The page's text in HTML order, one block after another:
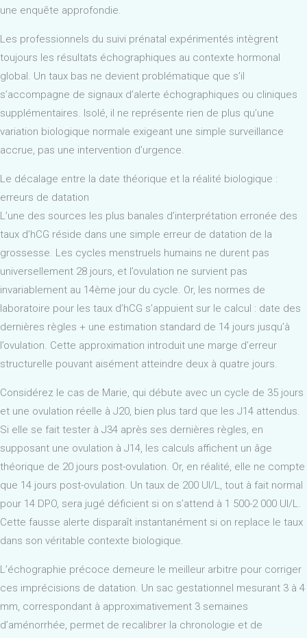
une enquête approfondie.
Les professionnels du suivi prénatal expérimentés intègrent
toujours les résultats échographiques au contexte hormonal
global. Un taux bas ne devient problématique que s’il
s’accompagne de signaux d’alerte échographiques ou cliniques
supplémentaires. Isolé, il ne représente rien de plus qu’une
variation biologique normale exigeant une simple surveillance
accrue, pas une intervention d’urgence.
Le décalage entre la date théorique et la réalité biologique :
erreurs de datation
L’une des sources les plus banales d’interprétation erronée des
taux d’hCG réside dans une simple erreur de datation de la
grossesse. Les cycles menstruels humains ne durent pas
universellement 28 jours, et l’ovulation ne survient pas
invariablement au 14ème jour du cycle. Or, les normes de
laboratoire pour les taux d’hCG s’appuient sur le calcul : date des
dernières règles + une estimation standard de 14 jours jusqu’à
l’ovulation. Cette approximation introduit une marge d’erreur
structurelle pouvant aisément atteindre deux à quatre jours.
Considérez le cas de Marie, qui débute avec un cycle de 35 jours
et une ovulation réelle à J20, bien plus tard que les J14 attendus.
Si elle se fait tester à J34 après ses dernières règles, en
supposant une ovulation à J14, les calculs affichent un âge
théorique de 20 jours post-ovulation. Or, en réalité, elle ne compte
que 14 jours post-ovulation. Un taux de 200 UI/L, tout à fait normal
pour 14 DPO, sera jugé déficient si on s’attend à 1 500-2 000 UI/L.
Cette fausse alerte disparaît instantanément si on replace le taux
dans son véritable contexte biologique.
L’échographie précoce demeure le meilleur arbitre pour corriger
ces imprécisions de datation. Un sac gestationnel mesurant 3 à 4
mm, correspondant à approximativement 3 semaines
d’aménorrhée, permet de recalibrer la chronologie et de